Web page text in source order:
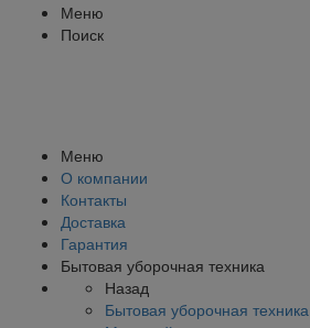
Меню
Поиск
Меню
О компании
Контакты
Доставка
Гарантия
Бытовая уборочная техника
Назад
Бытовая уборочная техника